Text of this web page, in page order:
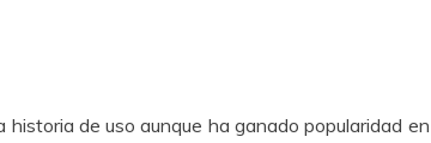
de uso aunque ha ganado popularidad en